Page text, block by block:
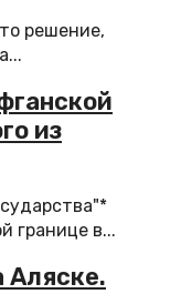
решение,
из
границе в...